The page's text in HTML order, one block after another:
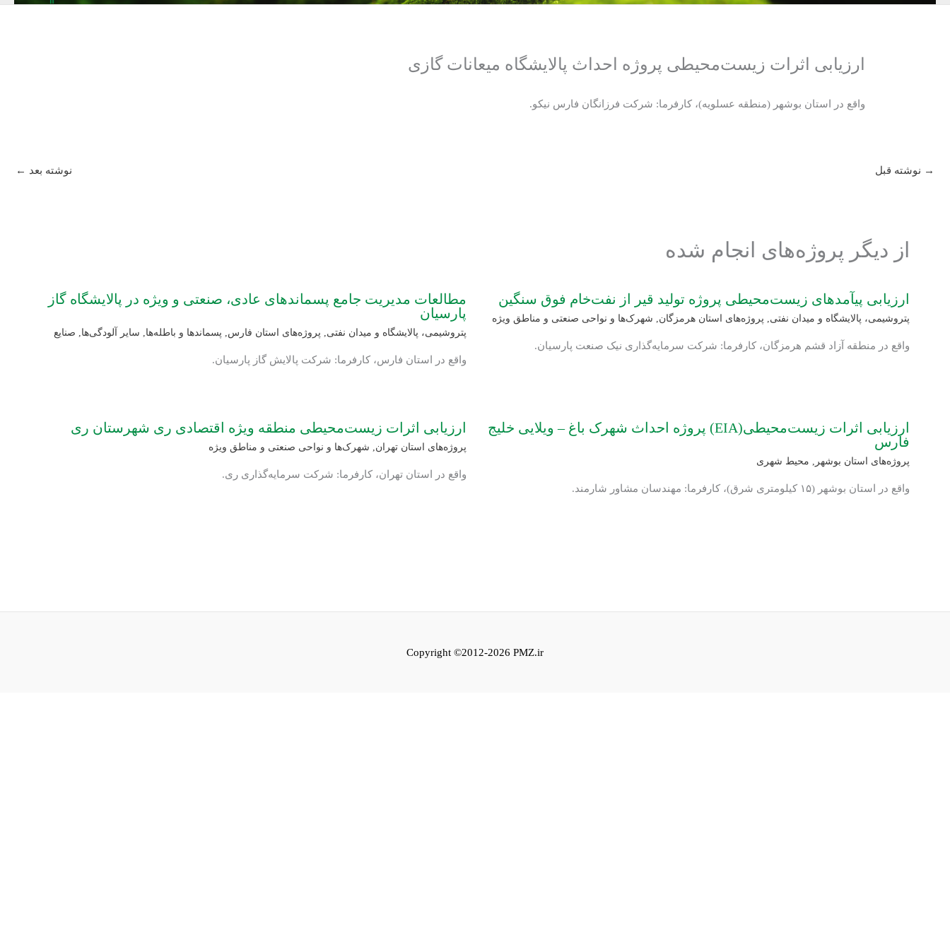
ارزیابی اثرات زیست‌محیطی پروژه احداث پالایشگاه میعانات گازی
واقع در استان بوشهر (منطقه عسلویه)، کارفرما: شرکت فرزانگان فارس نیکو.
→ نوشته قبل نوشته بعد ←
از دیگر پروژه‌های انجام شده
ارزیابی پی‏آمدهای زیست‌محیطی پروژه تولید قیر از نفت‌خام فوق سنگین
پتروشیمی، پالایشگاه و میدان نفتی, پروژه‌های استان هرمزگان, شهرک‌ها و نواحی صنعتی و مناطق ویژه
واقع در منطقه آزاد قشم هرمزگان، کارفرما: شرکت سرمایه‌گذاری نیک صنعت پارسیان.
مطالعات مدیریت جامع پسماندهای عادی، صنعتی و ویژه در پالایشگاه گاز
پارسیان
پتروشیمی، پالایشگاه و میدان نفتی, پروژه‌های استان فارس, پسماندها و باطله‌ها, سایر آلودگی‌ها, صنایع
واقع در استان فارس، کارفرما: شرکت پالایش گاز پارسیان.
ارزیابی اثرات زیست‌محیطی(EIA) پروژه احداث شهرک باغ – ویلایی خلیج
فارس
پروژه‌های استان بوشهر , محیط شهری
واقع در استان بوشهر (۱۵ کیلومتری شرق)، کارفرما: مهندسان مشاور شارمند.
ارزیابی اثرات زیست‌محیطی منطقه ویژه اقتصادی ری شهرستان ری
پروژه‌های استان تهران, شهرک‌ها و نواحی صنعتی و مناطق ویژه
واقع در استان تهران، کارفرما: شرکت سرمایه‌گذاری ری.
Copyright ©2012-2026 PMZ.ir